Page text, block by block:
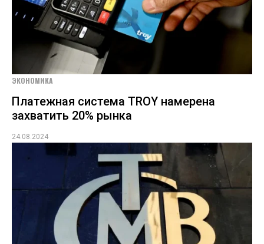
ЭКОНОМИКА
Платежная система TROY намерена
захватить 20% рынка
24.08.2024